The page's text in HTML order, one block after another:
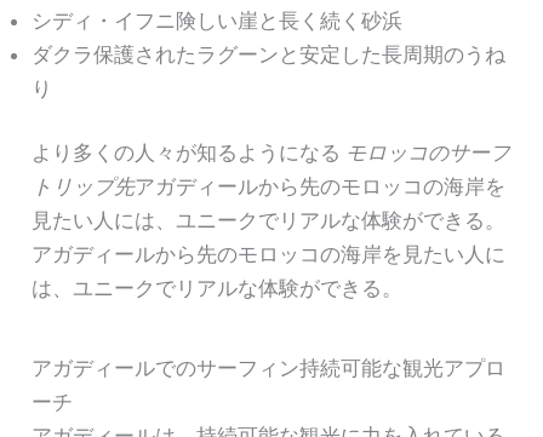
シディ・イフニ険しい崖と長く続く砂浜
ダクラ保護されたラグーンと安定した長周期のうね
り
より多くの人々が知るようになる モロッコのサーフ
トリップ先アガディールから先のモロッコの海岸を
見たい人には、ユニークでリアルな体験ができる。
アガディールから先のモロッコの海岸を見たい人に
は、ユニークでリアルな体験ができる。
アガディールでのサーフィン持続可能な観光アプロ
ーチ